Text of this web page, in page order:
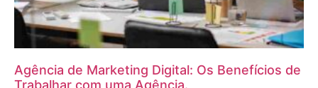
Agência de Marketing Digital: Os Benefícios de
Trabalhar com uma Agência.